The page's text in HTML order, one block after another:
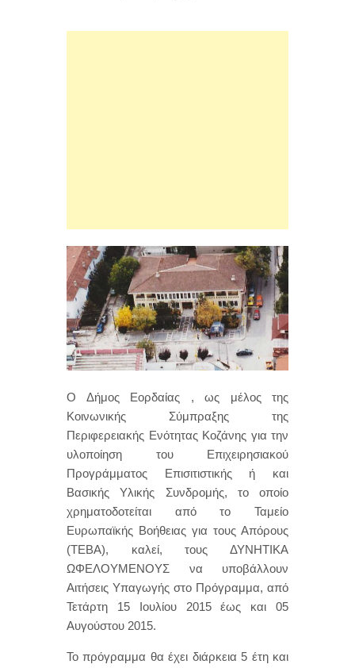
Ο Δήμος Εορδαίας , ως μέλος της
Κοινωνικής Σύμπραξης της
Περιφερειακής Ενότητας Κοζάνης για την
υλοποίηση του Επιχειρησιακού
Προγράμματος Επισιτιστικής ή και
Βασικής Υλικής Συνδρομής, το οποίο
χρηματοδοτείται από το Ταμείο
Ευρωπαϊκής Βοήθειας για τους Απόρους
(ΤΕΒΑ), καλεί, τους ΔΥΝΗΤΙΚΑ
ΩΦΕΛΟΥΜΕΝΟΥΣ να υποβάλλουν
Αιτήσεις Υπαγωγής στο Πρόγραμμα, από
Τετάρτη 15 Ιουλίου 2015 έως και 05
Αυγούστου 2015.
Το πρόγραμμα θα έχει διάρκεια 5 έτη και